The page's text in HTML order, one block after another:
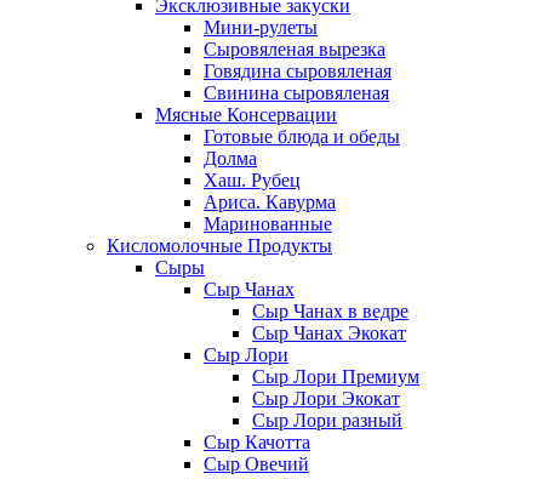
Эксклюзивные закуски
Мини-рулеты
Сыровяленая вырезка
Говядина сыровяленая
Свинина сыровяленая
Мясные Консервации
Готовые блюда и обеды
Долма
Хаш. Рубец
Ариса. Кавурма
Маринованные
Кисломолочные Продукты
Сыры
Сыр Чанах
Сыр Чанах в ведре
Сыр Чанах Экокат
Сыр Лори
Сыр Лори Премиум
Сыр Лори Экокат
Сыр Лори разный
Сыр Качотта
Сыр Овечий